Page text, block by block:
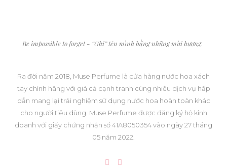
Be impossible to forget - “Ghi” tên mình bằng những mùi hương.
Ra đời năm 2018, Muse Perfume là cửa hàng nước hoa xách
tay chính hãng với giá cả cạnh tranh cùng nhiều dịch vụ hấp
dẫn mang lại trải nghiệm sử dụng nước hoa hoàn toàn khác
cho người tiêu dùng. Muse Perfume được đăng ký hộ kinh
doanh với giấy chứng nhận số 41A8050354 vào ngày 27 tháng
05 năm 2022.